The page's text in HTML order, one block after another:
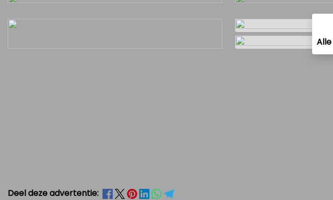
Deel deze advertentie: